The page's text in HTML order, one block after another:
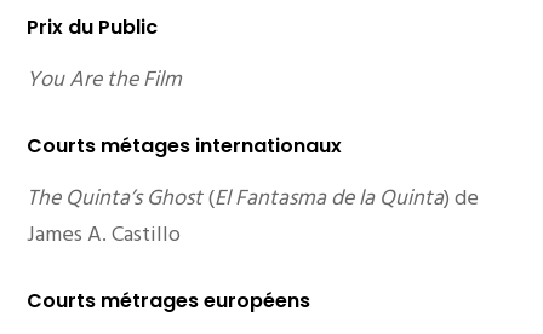
Prix du Public
You Are the Film
Courts métages internationaux
The Quinta’s Ghost(El Fantasma de la Quinta) de
James A. Castillo
Courts métrages européens